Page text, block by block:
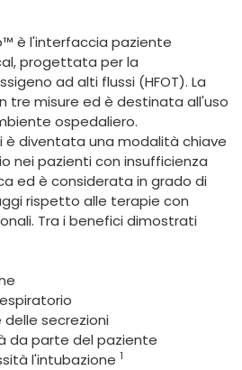
English
è l'interfaccia paziente
progettata per la
ad alti flussi (HFOT). La
tre misure ed è destinata all'uso
ospedaliero.
è diventata una modalità chiave
nei pazienti con insufficienza
ed è considerata in grado di
rispetto alle terapie con
Tra i benefici dimostrati
delle secrezioni
da parte del paziente
l'intubazione 1